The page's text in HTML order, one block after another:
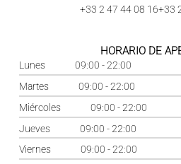
+33 2 47 44 08 16+33
HORARIO DE
Lunes
09:00 - 22:00
Martes
09:00 - 22:00
Miércoles
09:00 - 22:00
Jueves
09:00 - 22:00
Viernes
09:00 - 22:00